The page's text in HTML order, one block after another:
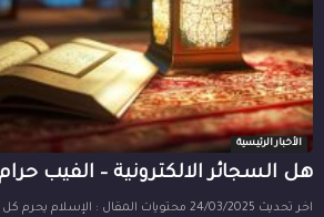
الأخبار الرئيسية
هل السجائر الالكترونية – الفيب
اخر تحديث 24/03/2025 محتويات المقال :